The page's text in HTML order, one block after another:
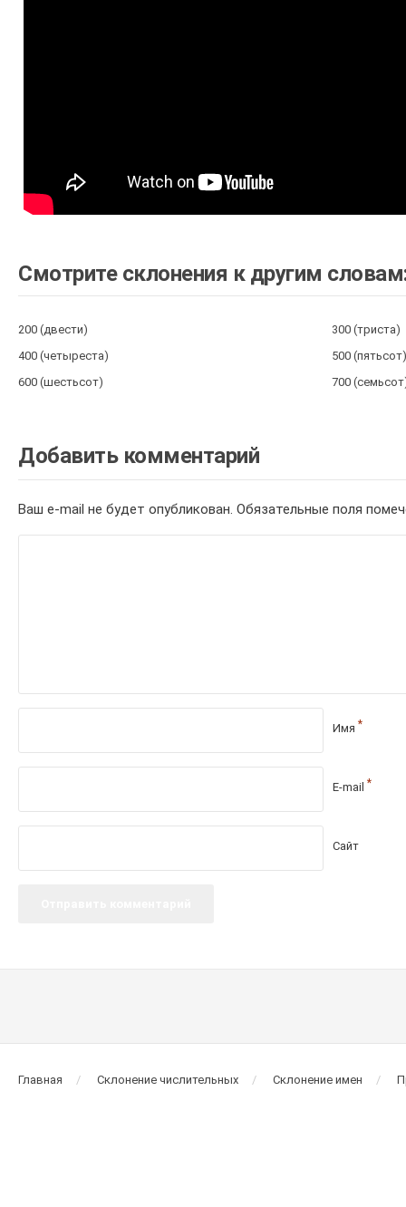
Смотрите склонения к другим
200 (двести)
300 (триста)
400 (четыреста)
500
600 (шестьсот)
700
Добавить комментарий
Ваш e-mail не будет опубликован. Обязательные поля
Имя *
E-mail *
Сайт
Главная Склонение числительных Склонение имен